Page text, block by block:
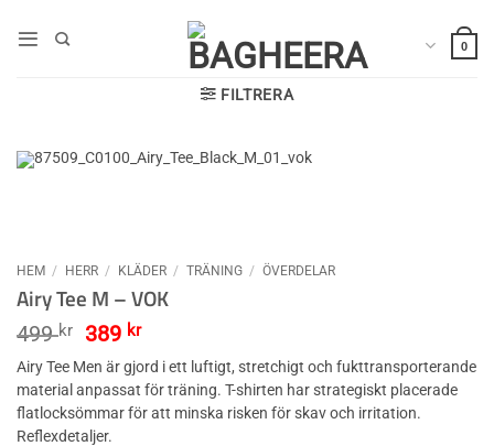
0
FILTRERA
HEM / HERR / KLÄDER / TRÄNING / ÖVERDELAR
Airy Tee M – VOK
499kr
Det
ursprungliga
priset
var:
499 kr.
389 krDet
nuvarande
priset
är:
389 kr.
Airy Tee Men är gjord i ett luftigt, stretchigt och fukttransporterande
material anpassat för träning. T-shirten har strategiskt placerade
flatlocksömmar för att minska risken för skav och irritation.
Reflexdetaljer.